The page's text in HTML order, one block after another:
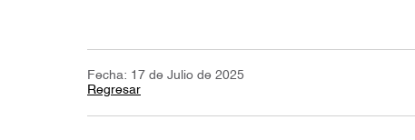
Fecha: 17 de Julio de 2025
Regresar